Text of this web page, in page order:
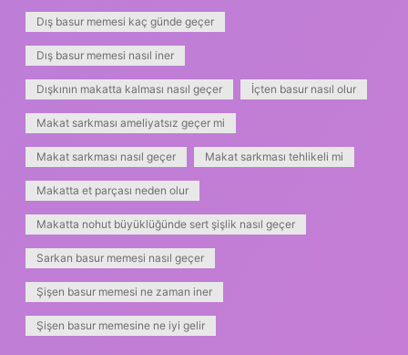
Dış basur memesi kaç günde geçer
Dış basur memesi nasıl iner
Dışkının makatta kalması nasıl geçer İçten basur nasıl olur
Makat sarkması ameliyatsız geçer mi
Makat sarkması nasıl geçer Makat sarkması tehlikeli mi
Makatta et parçası neden olur
Makatta nohut büyüklüğünde sert şişlik nasıl geçer
Sarkan basur memesi nasıl geçer
Şişen basur memesi ne zaman iner
Şişen basur memesine ne iyi gelir